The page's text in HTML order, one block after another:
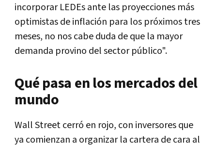
incorporar LEDEs ante las proyecciones más
optimistas de inflación para los próximos tres
meses, no nos cabe duda de que la mayor
demanda provino del sector público".
Qué pasa en los mercados del
mundo
Wall Street cerró en rojo, con inversores que
ya comienzan a organizar la cartera de cara al